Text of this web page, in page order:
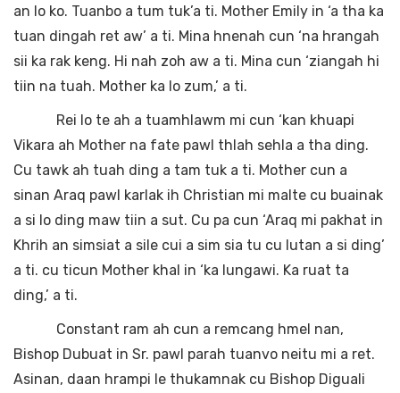
an lo ko. Tuanbo a tum tuk’a ti. Mother Emily in ‘a tha ka
tuan dingah ret aw’ a ti. Mina hnenah cun ‘na hrangah
sii ka rak keng. Hi nah zoh aw a ti. Mina cun ‘ziangah hi
tiin na tuah. Mother ka lo zum,’ a ti.
Rei lo te ah a tuamhlawm mi cun ‘kan khuapi
Vikara ah Mother na fate pawl thlah sehla a tha ding.
Cu tawk ah tuah ding a tam tuk a ti. Mother cun a
sinan Araq pawl karlak ih Christian mi malte cu buainak
a si lo ding maw tiin a sut. Cu pa cun ‘Araq mi pakhat in
Khrih an simsiat a sile cui a sim sia tu cu lutan a si ding’
a ti. cu ticun Mother khal in ‘ka lungawi. Ka ruat ta
ding,’ a ti.
Constant ram ah cun a remcang hmel nan,
Bishop Dubuat in Sr. pawl parah tuanvo neitu mi a ret.
Asinan, daan hrampi le thukamnak cu Bishop Diguali